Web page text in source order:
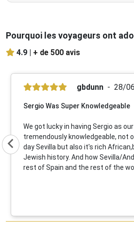
Pourquoi les voyageurs ont
4.9 | + de 500 avis
gbdunn 28/
Sergio Was Super Knowledgeable
We got lucky in having Sergio as
tremendously knowledgeable, not
day Sevilla but also it's rich
Jewish history. And how Sevilla/
rest of Spain and the rest of the
brother relationship with Kansas